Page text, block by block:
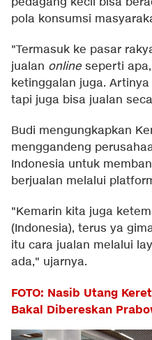
pola konsumsi
"Termasuk ke pasar
jualan online seperti
ketinggalan juga.
tapi juga bisa jualan
Budi mengungkapkan
menggandeng
Indonesia untuk
berjualan melalui
"Kemarin kita juga
(Indonesia), terus ya
itu cara jualan melalui
ada," ujarnya.
FOTO: Nasib Utang
Bakal Dibereskan